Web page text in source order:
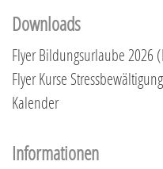
Downloads
Flyer Bildungsurlaube 2026
Flyer Kurse
Kalender
Informationen